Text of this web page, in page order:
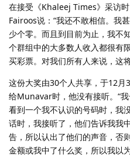
在接受《Khaleej Times》采访
Fairoos说：“我还不敢相信。我
少个零。而且到目前为止，我不
个群组中的大多数人收入都很有
买彩票。对我们所有人来说，这
这份大奖由30个人共享，于12
给Munavar时，他没有接听。“
看到一个我不认识的号码时，我
话时，我接听了，他们告诉我我
告，所以认出了他们的声音，否
金额或我中了什么奖，所以我以